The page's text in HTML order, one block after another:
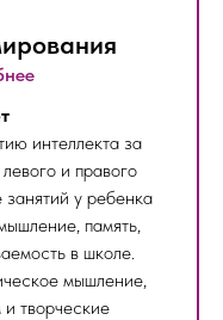
интеллекта за
и правого
занятий у ребенка
память,
в школе.
мышление,
творческие